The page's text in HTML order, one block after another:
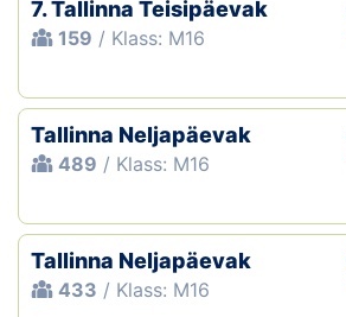
7. Tallinna Teisipäevak
159 / Klass: M16
Tallinna Neljapäevak
489 / Klass: M16
Tallinna Neljapäevak
433 / Klass: M16